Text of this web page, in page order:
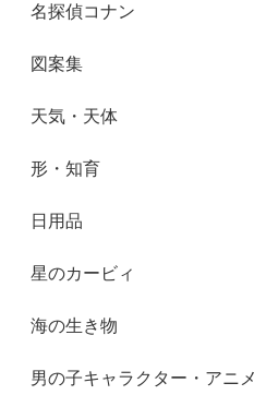
名探偵コナン
図案集
天気・天体
形・知育
日用品
星のカービィ
海の生き物
男の子キャラクター・アニメ